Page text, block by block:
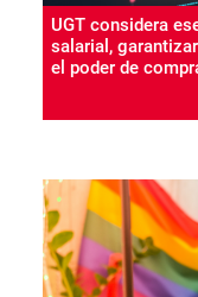
UGT considera
salarial,
el poder de